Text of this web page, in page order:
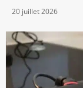
20 juillet 2026